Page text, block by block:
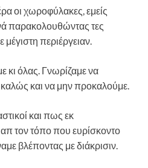
οι χωροφύλακες, εμείς
παρακολουθώντας τες
περιέργειαν.
κι όλας. Γνωρίζαμε να
και να μην προκαλούμε.
και πως εκ
τον τόπο που ευρίσκοντο
βλέποντας με διάκρισιν.